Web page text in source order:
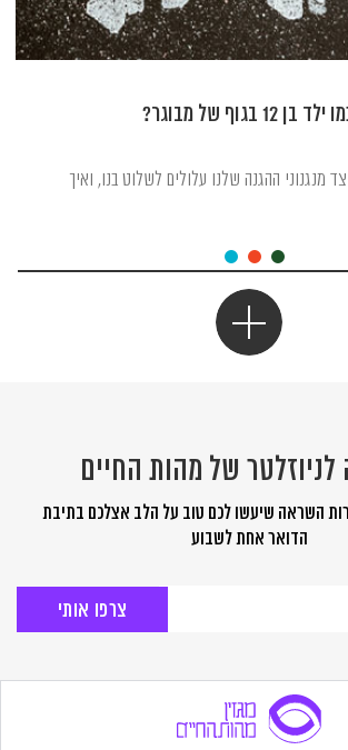
של מבוגר?
מנגנוני ההגנה שלנו עלולים לשלוט בנו, ואיך
של מהות החיים
השראה שיעשו לכם טוב על הלב אצלכם בתיבת
הדואר אחת לשבוע